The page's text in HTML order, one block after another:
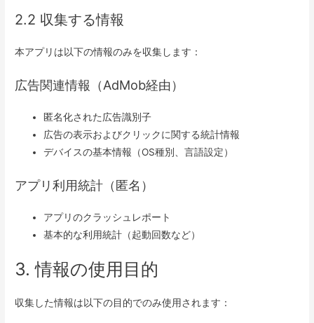
2.2 収集する情報
本アプリは以下の情報のみを収集します：
広告関連情報（AdMob経由）
匿名化された広告識別子
広告の表示およびクリックに関する統計情報
デバイスの基本情報（OS種別、言語設定）
アプリ利用統計（匿名）
アプリのクラッシュレポート
基本的な利用統計（起動回数など）
3. 情報の使用目的
収集した情報は以下の目的でのみ使用されます：